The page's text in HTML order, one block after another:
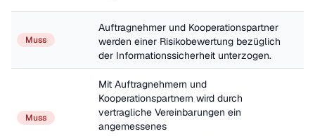
Muss
Auftragnehmer und Kooperationspartner
werden einer Risikobewertung bezüglich
der Informationssicherheit unterzogen.
Muss
Mit Auftragnehmern und
Kooperationspartnern wird durch
vertragliche Vereinbarungen ein
angemessenes